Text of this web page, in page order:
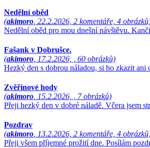
Nedělní oběd
(akimoro , 22.2.2026, 2 komentáře, 4
Nedělní oběd pro mou dnešní návštěvu.
Fašank v Dobrušce.
(akimoro , 17.2.2026, , 60 obrázků)
Hezký den s dobrou náladou, si ho zkazit
Zvěřinové hody
(akimoro , 15.2.2026, , 7 obrázků)
Přeji hezký den v dobré náladě. Včera jsem
Pozdrav
(akimoro , 13.2.2026, 2 komentáře, 4
Přeji všem příjemné prožití dne. Posílám